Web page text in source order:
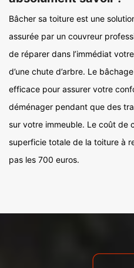
Bâcher sa toiture est une
assurée par un couvreur
de réparer dans l’immédiat
d’une chute d’arbre. Le
efficace pour assurer votre
déménager pendant que des
sur votre immeuble. Le coût de
superficie totale de la toiture à
pas les 700 euros.